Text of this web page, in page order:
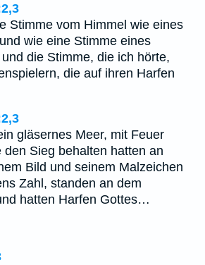
Stimme vom Himmel wie eines
wie eine Stimme eines
die Stimme, die ich hörte,
die auf ihren Harfen
gläsernes Meer, mit Feuer
den Sieg behalten hatten an
Bild und seinem Malzeichen
Zahl, standen an dem
hatten Harfen Gottes…